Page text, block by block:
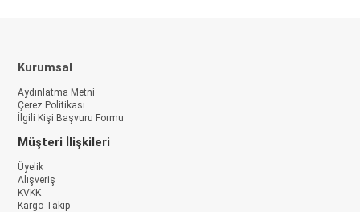
Kurumsal
Aydınlatma Metni
Çerez Politikası
İlgili Kişi Başvuru Formu
Müşteri İlişkileri
Üyelik
Alışveriş
KVKK
Kargo Takip